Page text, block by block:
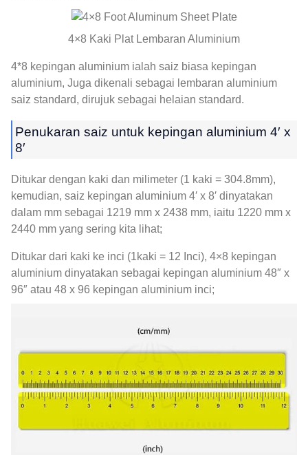
4×8 Kaki Plat Lembaran Aluminium
4*8 kepingan aluminium ialah saiz biasa kepingan
aluminium, Juga dikenali sebagai lembaran aluminium
saiz standard, dirujuk sebagai helaian standard.
Penukaran saiz untuk kepingan aluminium 4′ x
8′
Ditukar dengan kaki dan milimeter (1 kaki = 304.8mm),
kemudian, saiz kepingan aluminium 4′ x 8′ dinyatakan
dalam mm sebagai 1219 mm x 2438 mm, iaitu 1220 mm x
2440 mm yang sering kita lihat;
Ditukar dari kaki ke inci (1kaki = 12 Inci), 4×8 kepingan
aluminium dinyatakan sebagai kepingan aluminium 48″ x
96″ atau 48 x 96 kepingan aluminium inci;